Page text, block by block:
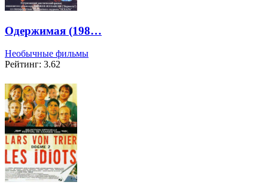
Одержимая (198…
Необычные фильмы
Рейтинг: 3.62